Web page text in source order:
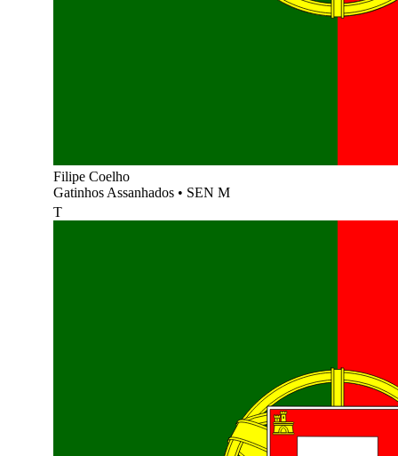
Filipe Coelho
Gatinhos Assanhados • SEN M
T